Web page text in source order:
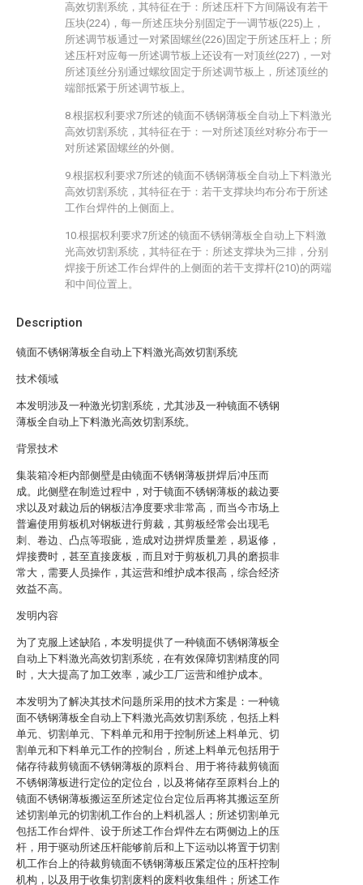
Description
镜面不锈钢薄板全自动上下料激光高效切割系统
技术领域
本发明涉及一种激光切割系统，尤其涉及一种镜面不锈钢
薄板全自动上下料激光高效切割系统。
背景技术
集装箱冷柜内部侧壁是由镜面不锈钢薄板拼焊后冲压而
成。此侧壁在制造过程中，对于镜面不锈钢薄板的裁边要
求以及对裁边后的钢板洁净度要求非常高，而当今市场上
普遍使用剪板机对钢板进行剪裁，其剪板经常会出现毛
刺、卷边、凸点等瑕疵，造成对边拼焊质量差，易返修，
焊接费时，甚至直接废板，而且对于剪板机刀具的磨损非
常大，需要人员操作，其运营和维护成本很高，综合经济
效益不高。
发明内容
为了克服上述缺陷，本发明提供了一种镜面不锈钢薄板全
自动上下料激光高效切割系统，在有效保障切割精度的同
时，大大提高了加工效率，减少工厂运营和维护成本。
本发明为了解决其技术问题所采用的技术方案是：一种镜
面不锈钢薄板全自动上下料激光高效切割系统，包括上料
单元、切割单元、下料单元和用于控制所述上料单元、切
割单元和下料单元工作的控制台，所述上料单元包括用于
储存待裁剪镜面不锈钢薄板的原料台、用于将待裁剪镜面
不锈钢薄板进行定位的定位台，以及将储存至原料台上的
镜面不锈钢薄板搬运至所述定位台定位后再将其搬运至所
述切割单元的切割机工作台的上料机器人；所述切割单元
包括工作台焊件、设于所述工作台焊件左右两侧边上的压
杆，用于驱动所述压杆能够前后和上下运动以将置于切割
机工作台上的待裁剪镜面不锈钢薄板压紧定位的压杆控制
机构，以及用于收集切割废料的废料收集组件；所述工作
高效切割系统，其特征在于：所述压杆下方间隔设有若干
压块(224)，每一所述压块分别固定于一调节板(225)上，
所述调节板通过一对紧固螺丝(226)固定于所述压杆上；所
述压杆对应每一所述调节板上还设有一对顶丝(227)，一对
所述顶丝分别通过螺纹固定于所述调节板上，所述顶丝的
端部抵紧于所述调节板上。
8.根据权利要求7所述的镜面不锈钢薄板全自动上下料激光
高效切割系统，其特征在于：一对所述顶丝对称分布于一
对所述紧固螺丝的外侧。
9.根据权利要求7所述的镜面不锈钢薄板全自动上下料激光
高效切割系统，其特征在于：若干支撑块均布分布于所述
工作台焊件的上侧面上。
10.根据权利要求7所述的镜面不锈钢薄板全自动上下料激
光高效切割系统，其特征在于：所述支撑块为三排，分别
焊接于所述工作台焊件的上侧面的若干支撑杆(210)的两端
和中间位置上。